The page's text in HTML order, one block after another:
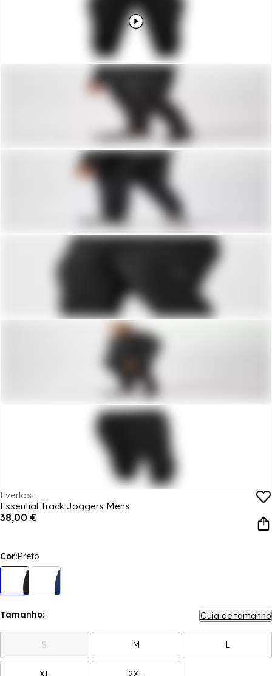
Everlast
Essential Track Joggers Mens
38,00 €
Cor:Preto
Tamanho: Guia de tamanho
S M L